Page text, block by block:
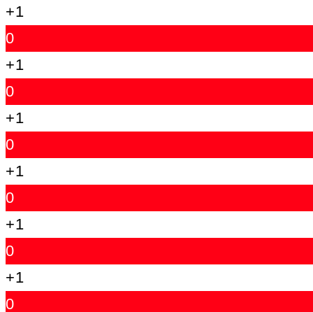
+1
0
+1
0
+1
0
+1
0
+1
0
+1
0